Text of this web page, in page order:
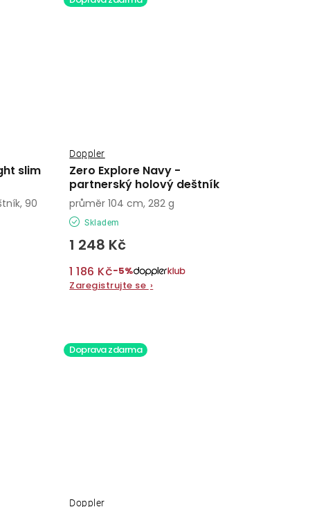
slim
90
Zero Explore Navy -
partnerský holový deštník
Doppler
Skladem
1 248 Kč
1 186 Kč−5%
Zaregistrujte se ›
průměr 104 cm, 282 g
Doprava zdarma
Doppler